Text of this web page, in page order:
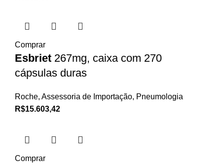
Comprar
Esbriet 267mg, caixa com 270
cápsulas duras
Roche, Assessoria de Importação, Pneumologia
R$15.603,42
Comprar